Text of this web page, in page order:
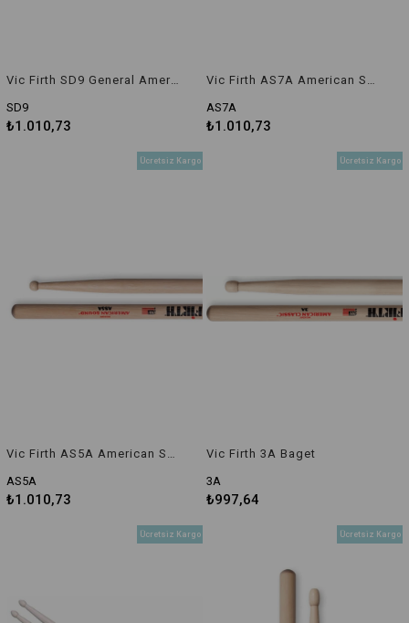
Vic Firth SD9 General American Custom Maple Baget
SD9
₺1.010,73
Vic Firth AS7A American Sound 7A Baget
AS7A
₺1.010,73
AS5A
₺1.010,73
Ücretsiz Kargo
Vic Firth 3A Baget
3A
₺997,64
Ücretsiz Kargo
Ücretsiz Kargo Ücretsiz Kargo